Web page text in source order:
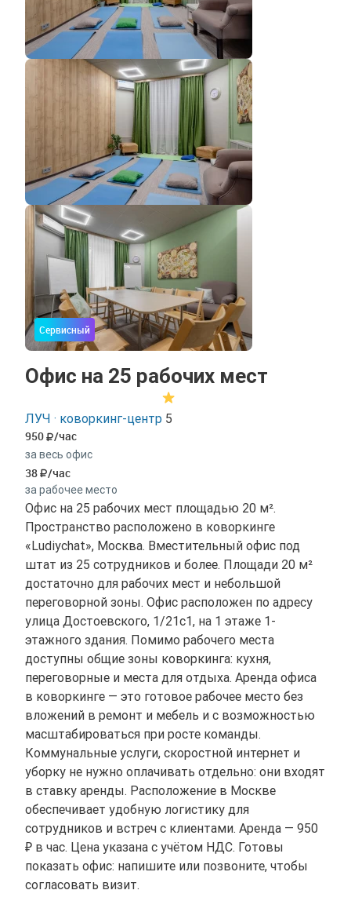
Сервисный
Офис на 25 рабочих мест
ЛУЧ · коворкинг-центр 5
950 /час
за весь офис
38 /час
за рабочее место
Офис на 25 рабочих мест площадью 20 м².
Пространство расположено в коворкинге
«Ludiychat», Москва. Вместительный офис под
штат из 25 сотрудников и более. Площади 20 м²
достаточно для рабочих мест и небольшой
переговорной зоны. Офис расположен по адресу
улица Достоевского, 1/21с1, на 1 этаже 1-
этажного здания. Помимо рабочего места
доступны общие зоны коворкинга: кухня,
переговорные и места для отдыха. Аренда офиса
в коворкинге — это готовое рабочее место без
вложений в ремонт и мебель и с возможностью
масштабироваться при росте команды.
Коммунальные услуги, скоростной интернет и
уборку не нужно оплачивать отдельно: они входят
в ставку аренды. Расположение в Москве
обеспечивает удобную логистику для
сотрудников и встреч с клиентами. Аренда — 950
₽ в час. Цена указана с учётом НДС. Готовы
показать офис: напишите или позвоните, чтобы
согласовать визит.